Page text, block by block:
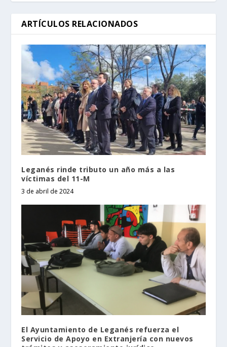
ARTÍCULOS RELACIONADOS
Leganés rinde tributo un año más a las
víctimas del 11-M
3 de abril de 2024
El Ayuntamiento de Leganés refuerza el
Servicio de Apoyo en Extranjería con nuevos